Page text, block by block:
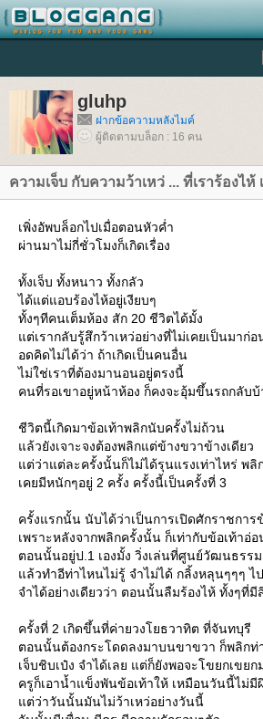
gluhp
ฝากข้อความหลังไมค์
ผู้ติดตามบล็อก : 16 คน
ความเจ็บ กับความว้าเหว่ ... ที่เราร้องไห้
เพิ่งอัพบล็อกไปเมื่อตอนหัวค่ำ
ผ่านมาไม่กี่ชั่วโมงก็เกิดเรื่อง
ทั้งเจ็บ ทั้งหนาว ทั้งกลัว
ได้แต่แอบร้องไห้อยู่เงียบๆ
ทั้งๆทีคนเต็มห้อง สัก 20 ชีวิตได้มั้ง
ต่เรากลับรู้สึกว้าเหว่อย่างที่ไม่เคยเป็นมาก่อ
อดคิดไม่ได้ว่า ถ้าเกิดเป็นคนอื่น
ไม่ใช่เราที่ต้องมานอนอยู่ตรงนี้
คนที่รอเขาอยู่หน้าห้อง ก็คงจะอุ้มขึ้นรถกลับ
ชีวิตนี้เกิดมาข้อเท้าพลิกนับครั้งไม่ถ้วน
ล้วยังเจาะจงต้องพลิกแต่ข้างขวาข้างเดียว
ต่ว่าแต่ละครั้งนั้นก็ไม่ได้รุนแรงเท่าไหร่ พลิ
เคยมีหนักๆอยู่ 2 ครั้ง ครั้งนี้เป็นครั้งที่ 3
ครั้งแรกนั้น นับได้ว่าเป็นการเปิดศักราชกา
เพราะหลังจากพลิกครั้งนั้น ก็เท่ากับข้อเท้าอ่
ตอนนั้นอยู่ป.1 เองมั้ง วิ่งเล่นที่ศูนย์วัฒนธรรม
ล้วทำอีท่าไหนไม่รู้ จำไม่ได้ กลิ้งหลุนๆๆๆ ไ
จำได้อย่างเดียวว่า ตอนนั้นลืมร้องไห้ ทั้งๆที่มี
ครั้งที่ 2 เกิดขึ้นที่ค่ายวงโยธวาทิต ที่จันทบุรี
ตอนนั้นต้องกระโดดลงมาบนขาขวา ก็พลิก
เจ็บชิบเป๋ง จำได้เลย แต่ก็ยังพอจะโขยกเขยก
ครูก็เอาน้ำแข็งพันข้อเท้าให้ เหมือนวันนี้ไม่มี
ต่ว่าวันนั้นมันไม่ว้าเหว่อย่างวันนี้